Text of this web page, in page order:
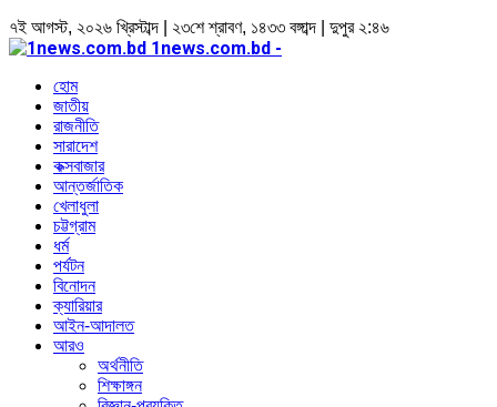
৭ই আগস্ট, ২০২৬ খ্রিস্টাব্দ | ২৩শে শ্রাবণ, ১৪৩৩ বঙ্গাব্দ | দুপুর ২:৪৬
1news.com.bd -
হোম
জাতীয়
রাজনীতি
সারাদেশ
কক্সবাজার
আন্তর্জাতিক
খেলাধুলা
চট্টগ্রাম
ধর্ম
পর্যটন
বিনোদন
ক্যারিয়ার
আইন-আদালত
আরও
অর্থনীতি
শিক্ষাঙ্গন